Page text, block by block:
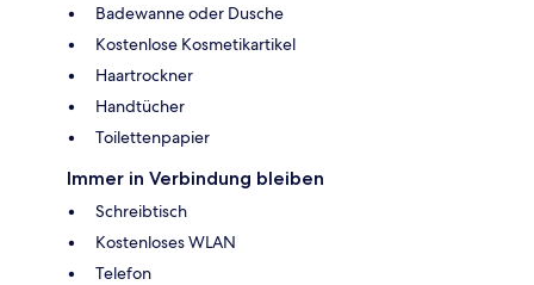
Badewanne oder Dusche
Kostenlose Kosmetikartikel
Haartrockner
Handtücher
Toilettenpapier
Immer in Verbindung bleiben
Schreibtisch
Kostenloses WLAN
Telefon